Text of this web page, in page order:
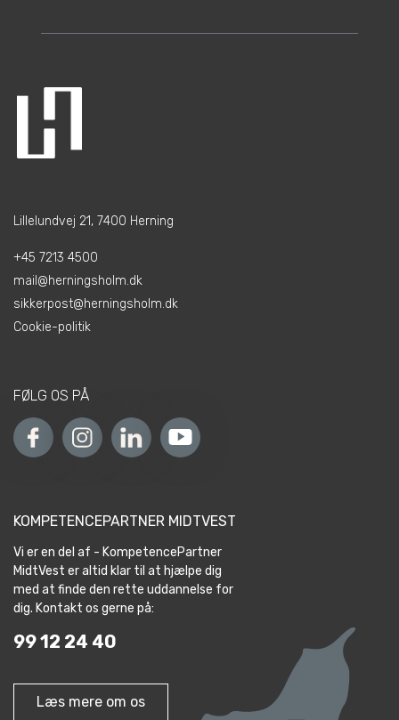
Lillelundvej 21, 7400 Herning
+45 7213 4500
mail@herningsholm.dk
sikkerpost@herningsholm.dk
Cookie-politik
FØLG OS PÅ
KOMPETENCEPARTNER MIDTVEST
Vi er en del af - KompetencePartner
MidtVest er altid klar til at hjælpe dig
med at finde den rette uddannelse for
dig. Kontakt os gerne på:
99 12 24 40
Læs mere om os